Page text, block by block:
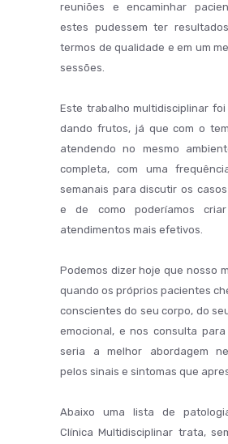
reuniões e encaminhar
estes pudessem ter
termos de qualidade e em um
sessões.
Este trabalho multidisciplinar
dando frutos, já que com o
atendendo no mesmo
completa, com uma
semanais para discutir os
e de como poderíamos
atendimentos mais efetivos.
Podemos dizer hoje que nosso
quando os próprios pacientes
conscientes do seu corpo, do
emocional, e nos consulta
seria a melhor abordagem
pelos sinais e sintomas que
Abaixo uma lista de
Clínica Multidisciplinar trata,